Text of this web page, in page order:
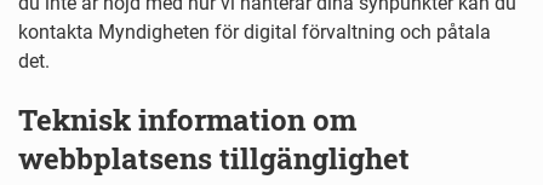
kontakta Myndigheten för digital förvaltning och påtala
det.
Teknisk information om
webbplatsens tillgänglighet